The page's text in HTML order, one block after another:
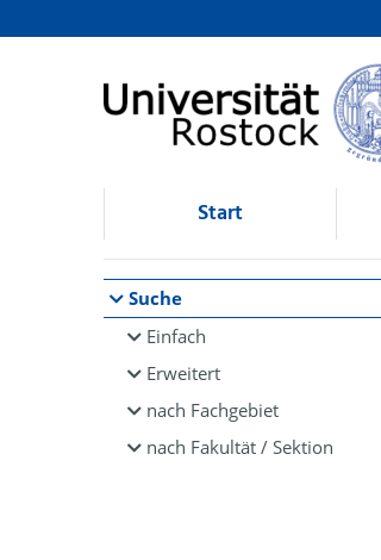
Browsen
direkt zum Inhalt
Start
Suche
Einfach
Erweitert
nach Fachgebiet
nach Fakultät / Sektion